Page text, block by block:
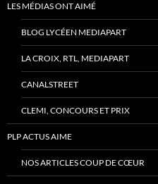
LES MÉDIAS ONT AIMÉ
BLOG LYCÉEN MEDIAPART
LA CROIX, RTL, MEDIAPART
CANALSTREET
CLEMI, CONCOURS ET PRIX
PLP ACTUS AIME
NOS ARTICLES COUP DE CŒUR